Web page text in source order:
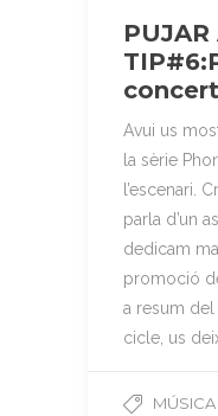
PUJAR
concert
Avui us
la sèrie
l’escenari.
parla d’un
dedicam
promoció
a resum del
cicle, us